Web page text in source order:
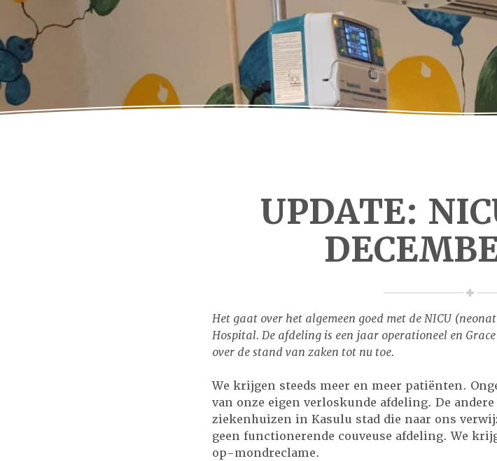
UPDATE:
Het gaat over het algemeen goed met de NICU
Hospital. De afdeling is een jaar operationeel en
over de stand van zaken tot nu toe.
We krijgen steeds meer en meer patiënten.
van onze eigen verloskunde afdeling. De
ziekenhuizen in Kasulu stad die naar ons
geen functionerende couveuse afdeling. We
op-mondreclame.